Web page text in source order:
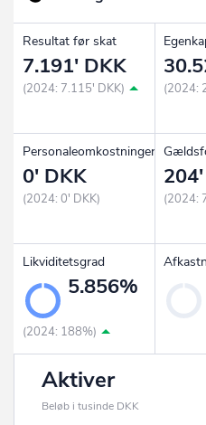
Resultat før skat
7.191' DKK
(2024: 7.115' DKK) (2024:
Personaleomkostninger
0' DKK
(2024: 0' DKK) (2024:
Likviditetsgrad
5.856%
(2024: 188%)
Aktiver
Beløb i tusinde DKK